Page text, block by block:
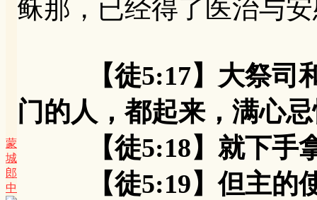
蒙
城
郎
中
稣那，已经得了医治与
【徒5:17】大祭
门的人，都起来，满心
【徒5:18】就下手拿
【徒5:19】但主的使